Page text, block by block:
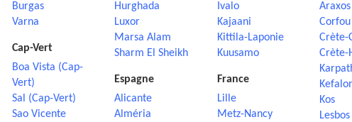
Burgas
Varna
Cap-Vert
Boa Vista (Cap-
Vert)
Sal (Cap-Vert)
Sao Vicente
Hurghada
Luxor
Marsa Alam
Sharm El Sheikh
Espagne
Alicante
Alméria
Ivalo
Kajaani
Kittila-Laponie
Kuusamo
France
Lille
Metz-Nancy
Araxos
Corfou
Crète-
Crète-
Kos
Lesbos